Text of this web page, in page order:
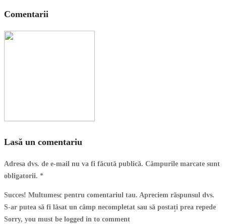
Comentarii
Lasă un comentariu
Adresa dvs. de e-mail nu va fi făcută publică. Câmpurile marcate sunt
obligatorii. *
Succes! Multumesc pentru comentariul tau. Apreciem răspunsul dvs.
S-ar putea să fi lăsat un câmp necompletat sau să postați prea repede
Sorry, you must be logged in to comment